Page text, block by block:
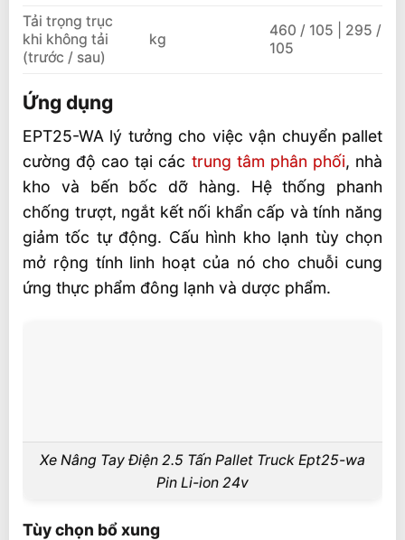
Tải trọng trục
khi không tải
(trước / sau)
kg
460 / 105 | 295 /
105
Ứng dụng
EPT25-WA lý tưởng cho việc vận chuyển pallet
cường độ cao tại các trung tâm phân phối, nhà
kho và bến bốc dỡ hàng. Hệ thống phanh
chống trượt, ngắt kết nối khẩn cấp và tính năng
giảm tốc tự động. Cấu hình kho lạnh tùy chọn
mở rộng tính linh hoạt của nó cho chuỗi cung
ứng thực phẩm đông lạnh và dược phẩm.
Xe Nâng Tay Điện 2.5 Tấn Pallet Truck Ept25-wa
Pin Li-ion 24v
Tùy chọn bổ xung